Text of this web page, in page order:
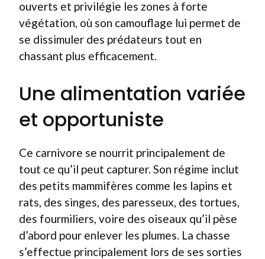
ouverts et privilégie les zones à forte
végétation, où son camouflage lui permet de
se dissimuler des prédateurs tout en
chassant plus efficacement.
Une alimentation variée
et opportuniste
Ce carnivore se nourrit principalement de
tout ce qu’il peut capturer. Son régime inclut
des petits mammifères comme les lapins et
rats, des singes, des paresseux, des tortues,
des fourmiliers, voire des oiseaux qu’il pèse
d’abord pour enlever les plumes. La chasse
s’effectue principalement lors de ses sorties